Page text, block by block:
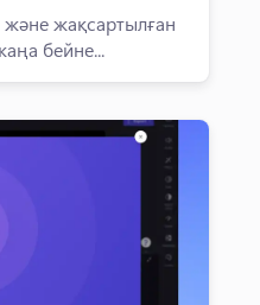
жақсартылған
бейне...